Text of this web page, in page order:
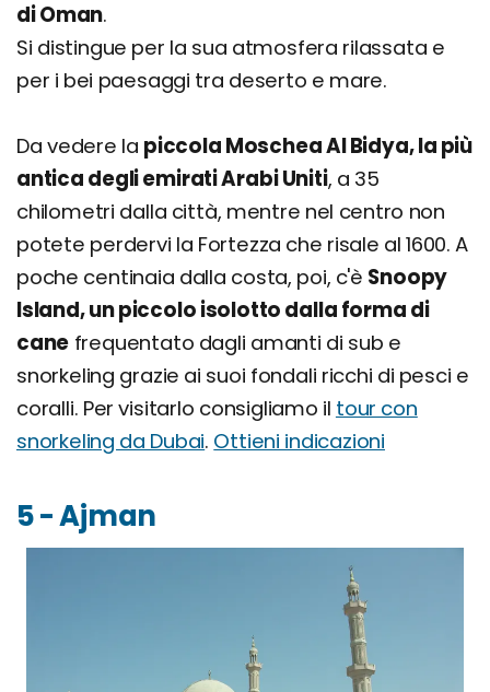
di Oman.
Si distingue per la sua atmosfera rilassata e
per i bei paesaggi tra deserto e mare.
Da vedere la piccola Moschea Al Bidya, la più
antica degli emirati Arabi Uniti, a 35
chilometri dalla città, mentre nel centro non
potete perdervi la Fortezza che risale al 1600. A
poche centinaia dalla costa, poi, c'è Snoopy
Island, un piccolo isolotto dalla forma di
cane frequentato dagli amanti di sub e
snorkeling grazie ai suoi fondali ricchi di pesci e
coralli. Per visitarlo consigliamo il tour con
snorkeling da Dubai. Ottieni indicazioni
5 - Ajman